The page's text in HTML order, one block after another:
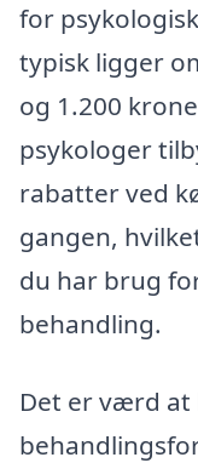
for
typisk ligger
og 1.200
psykologer
rabatter ved
gangen,
du har brug
behandling.
Det er værd